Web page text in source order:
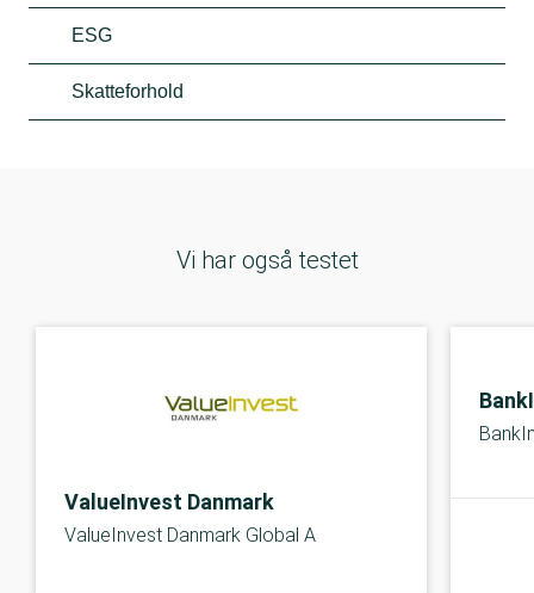
ESG
Skatteforhold
Vi har også testet
ValueInvest Danmark
ValueInvest Danmark Global A